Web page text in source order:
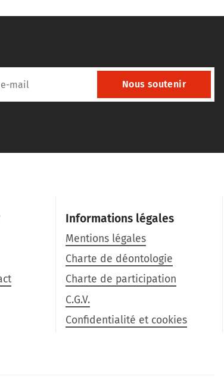
Nous soutenir
Informations légales
Mentions légales
Charte de déontologie
Charte de participation
C.G.V.
Confidentialité et cookies